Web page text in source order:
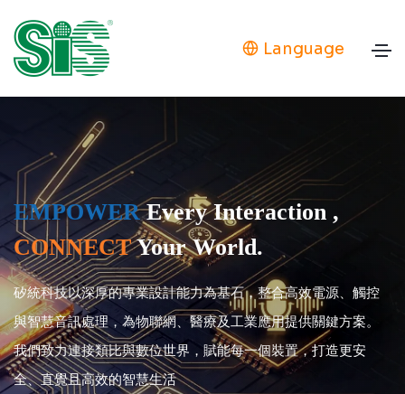
Language
Every Interaction ,
Your World.
厚的專業設計能力為基石，整合高效電源、觸控
理，為物聯網、醫療及工業應用提供關鍵方案。
類比與數位世界，賦能每一個裝置，打造更安
效的智慧生活
指間流